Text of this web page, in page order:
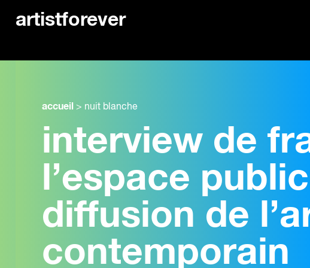
artistforever
accueil > nuit blanche
interview de
l’espace
diffusion de
contemporain